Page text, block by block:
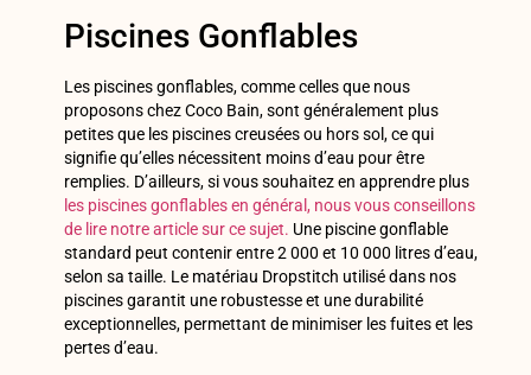
Piscines Gonflables
Les piscines gonflables, comme celles que nous
proposons chez Coco Bain, sont généralement plus
petites que les piscines creusées ou hors sol, ce qui
signifie qu’elles nécessitent moins d’eau pour être
remplies. D’ailleurs, si vous souhaitez en apprendre plus
les piscines gonflables en général, nous vous conseillons
de lire notre article sur ce sujet. Une piscine gonflable
standard peut contenir entre 2 000 et 10 000 litres d’eau,
selon sa taille. Le matériau Dropstitch utilisé dans nos
piscines garantit une robustesse et une durabilité
exceptionnelles, permettant de minimiser les fuites et les
pertes d’eau.